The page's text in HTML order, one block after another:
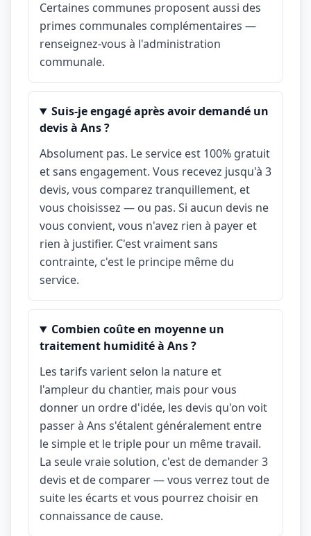
Certaines communes proposent aussi des
primes communales complémentaires —
renseignez-vous à l'administration
communale.
Suis-je engagé après avoir demandé un
devis à Ans ?
Absolument pas. Le service est 100% gratuit
et sans engagement. Vous recevez jusqu'à 3
devis, vous comparez tranquillement, et
vous choisissez — ou pas. Si aucun devis ne
vous convient, vous n'avez rien à payer et
rien à justifier. C'est vraiment sans
contrainte, c'est le principe même du
service.
Combien coûte en moyenne un
traitement humidité à Ans ?
Les tarifs varient selon la nature et
l'ampleur du chantier, mais pour vous
donner un ordre d'idée, les devis qu'on voit
passer à Ans s'étalent généralement entre
le simple et le triple pour un même travail.
La seule vraie solution, c'est de demander 3
devis et de comparer — vous verrez tout de
suite les écarts et vous pourrez choisir en
connaissance de cause.